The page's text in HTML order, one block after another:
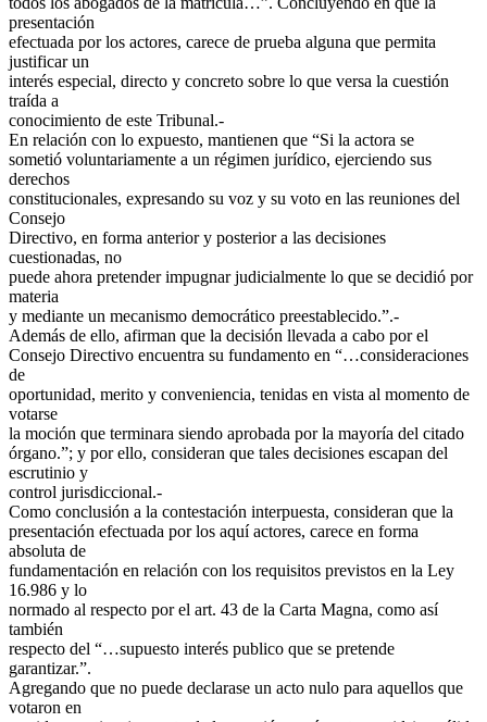
presentación
efectuada por los actores, carece de prueba alguna que permita
justificar un
interés especial, directo y concreto sobre lo que versa la cuestión
traída a
conocimiento de este Tribunal.-
En relación con lo expuesto, mantienen que “Si la actora se
sometió voluntariamente a un régimen jurídico, ejerciendo sus
derechos
constitucionales, expresando su voz y su voto en las reuniones del
Consejo
Directivo, en forma anterior y posterior a las decisiones
cuestionadas, no
puede ahora pretender impugnar judicialmente lo que se decidió por
materia
y mediante un mecanismo democrático preestablecido.”.-
Además de ello, afirman que la decisión llevada a cabo por el
Consejo Directivo encuentra su fundamento en “…consideraciones
de
oportunidad, merito y conveniencia, tenidas en vista al momento de
votarse
la moción que terminara siendo aprobada por la mayoría del citado
órgano.”; y por ello, consideran que tales decisiones escapan del
escrutinio y
control jurisdiccional.-
Como conclusión a la contestación interpuesta, consideran que la
presentación efectuada por los aquí actores, carece en forma
absoluta de
fundamentación en relación con los requisitos previstos en la Ley
16.986 y lo
normado al respecto por el art. 43 de la Carta Magna, como así
también
respecto del “…supuesto interés publico que se pretende
garantizar.”.
Agregando que no puede declarase un acto nulo para aquellos que
votaron en